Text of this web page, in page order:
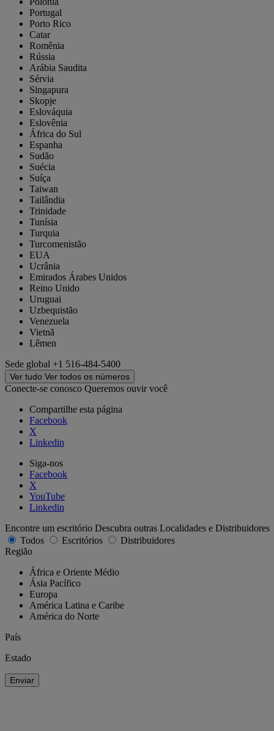
Portugal
Porto Rico
Catar
Romênia
Rússia
Arábia Saudita
Sérvia
Singapura
Skopje
Eslováquia
Eslovênia
África do Sul
Espanha
Sudão
Suécia
Suíça
Taiwan
Tailândia
Trinidade
Tunísia
Turquia
Turcomenistão
EUA
Ucrânia
Emirados Árabes Unidos
Reino Unido
Uruguai
Uzbequistão
Venezuela
Vietnã
Lêmen
Sede global +1 516-484-5400
Ver tudo Ver todos os números
Conecte-se conosco Queremos ouvir você
Compartilhe esta página
Facebook
X
Linkedin
Siga-nos
Facebook
X
YouTube
Linkedin
Encontre um escritório Descubra outras Localidades e Distribuidores
Todos
Escritórios
Distribuidores
Região
África e Oriente Médio
Ásia Pacífico
Europa
América Latina e Caribe
América do Norte
País
Estado
Enviar